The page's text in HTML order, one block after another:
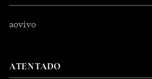
aovivo
ATENTADO